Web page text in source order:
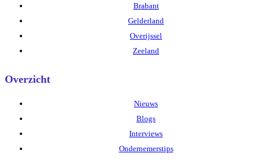
Brabant
Gelderland
Overijssel
Zeeland
Overzicht
Nieuws
Blogs
Interviews
Ondernemerstips